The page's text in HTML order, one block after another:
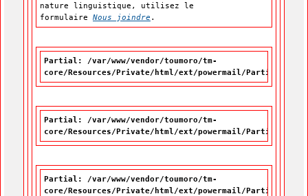
nature linguistique, utilisez le
formulaire Nous joindre .
Partial: /var/www/vendor/toumoro/tm-
core/Resources/Private/html/ext/powermail/Partials/
Partial: /var/www/vendor/toumoro/tm-
core/Resources/Private/html/ext/powermail/Partials/
Partial: /var/www/vendor/toumoro/tm-
core/Resources/Private/html/ext/powermail/Partials/